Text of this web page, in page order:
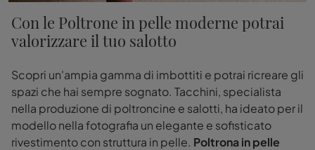
Con le Poltrone in pelle moderne potrai
valorizzare il tuo salotto
Scopri un'ampia gamma di imbottiti e potrai ricreare gli
spazi che hai sempre sognato. Tacchini, specialista
nella produzione di poltroncine e salotti, ha ideato per il
modello nella fotografia un elegante e sofisticato
rivestimento con struttura in pelle. Poltrona in pelle